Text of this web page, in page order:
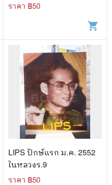
ราคา ฿50
shopping_cart
LIPS ปักษ์แรก ม.ค. 2552
ในหลวงร.9
ราคา ฿50